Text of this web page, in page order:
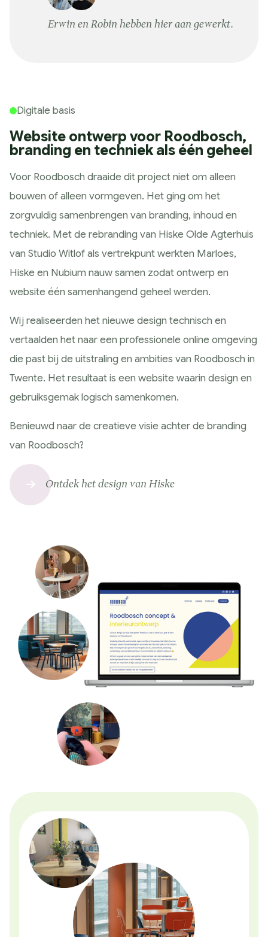
Erwin en Robin hebben hier aan gewerkt.
Digitale basis
Website ontwerp voor Roodbosch,
branding en techniek als één geheel
Voor Roodbosch draaide dit project niet om alleen
bouwen of alleen vormgeven. Het ging om het
zorgvuldig samenbrengen van branding, inhoud en
techniek. Met de rebranding van Hiske Olde Agterhuis
van Studio Witlof als vertrekpunt werkten Marloes,
Hiske en Nubium nauw samen zodat ontwerp en
website één samenhangend geheel werden.
Wij realiseerden het nieuwe design technisch en
vertaalden het naar een professionele online omgeving
die past bij de uitstraling en ambities van Roodbosch in
Twente. Het resultaat is een website waarin design en
gebruiksgemak logisch samenkomen.
Benieuwd naar de creatieve visie achter de branding
van Roodbosch?
Ontdek het design van Hiske